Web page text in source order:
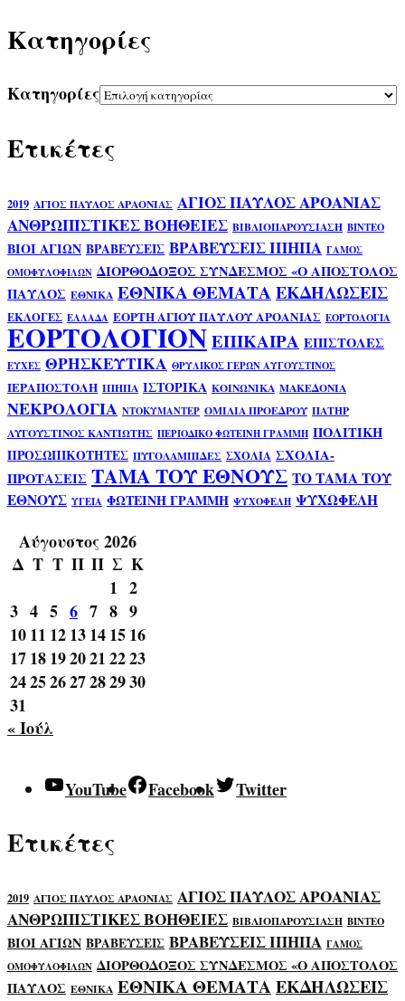
Kατηγορίες
Kατηγορίες
Ετικέτες
2019 ΑΓΙΟΣ ΠΑΥΛΟΣ ΑΡΑΟΝΙΑΣ ΑΓΙΟΣ ΠΑΥΛΟΣ ΑΡΟΑΝΙΑΣ
ΑΝΘΡΩΠΙΣΤΙΚΕΣ ΒΟΗΘΕΙΕΣ ΒΙΒΛΙΟΠΑΡΟΥΣΙΑΣΗ ΒΙΝΤΕΟ
ΒΙΟΙ ΑΓΙΩΝ ΒΡΑΒΕΥΣΕΙΣ ΒΡΑΒΕΥΣΕΙΣ ΙΠΗΠΑ ΓΑΜΟΣ
ΟΜΟΦΥΛΟΦΙΛΩΝ ΔΙΟΡΘΟΔΟΞΟΣ ΣΥΝΔΕΣΜΟΣ «Ο ΑΠΟΣΤΟΛΟΣ
ΠΑΥΛΟΣ ΕΘΝΙΚΑ ΕΘΝΙΚΑ ΘΕΜΑΤΑΕΚΔΗΛΩΣΕΙΣ
ΕΚΛΟΓΕΣ ΕΛΛΑΔΑ ΕΟΡΤΗ ΑΓΙΟΥ ΠΑΥΛΟΥ ΑΡΟΑΝΙΑΣ ΕΟΡΤΟΛΟΓΙΑ
ΕΟΡΤΟΛΟΓΙΟΝΕΠΙΚΑΙΡΑ ΕΠΙΣΤΟΛΕΣ
ΕΥΧΕΣ ΘΡΗΣΚΕΥΤΙΚΑ ΘΡΥΛΙΚΟΣ ΓΕΡΩΝ ΑΥΓΟΥΣΤΙΝΟΣ
ΙΕΡΑΠΟΣΤΟΛΗ ΙΠΗΠΑ ΙΣΤΟΡΙΚΑ ΚΟΙΝΩΝΙΚΑ ΜΑΚΕΔΟΝΙΑ
ΝΕΚΡΟΛΟΓΙΑ ΝΤΟΚΥΜΑΝΤΕΡ ΟΜΙΛΙΑ ΠΡΟΕΔΡΟΥ ΠΑΤΗΡ
ΑΥΓΟΥΣΤΙΝΟΣ ΚΑΝΤΙΩΤΗΣ ΠΕΡΙΟΔΙΚΟ ΦΩΤΕΙΝΗ ΓΡΑΜΜΗ ΠΟΛΙΤΙΚΗ
ΠΡΟΣΩΠΙΚΟΤΗΤΕΣ ΠΥΓΟΛΑΜΠΙΔΕΣ ΣΧΟΛΙΑ ΣΧΟΛΙΑ-
ΠΡΟΤΑΣΕΙΣ ΤΑΜΑ ΤΟΥ ΕΘΝΟΥΣ ΤΟ ΤΑΜΑ ΤΟΥ
ΕΘΝΟΥΣ ΥΓΕΙΑ ΦΩΤΕΙΝΗ ΓΡΑΜΜΗ ΨΥΧΟΦΕΛΗ ΨΥΧΩΦΕΛΗ
Αύγουστος 2026
Δ Τ Τ Π Π Σ Κ
1 2
3 4 5 6 7 8 9
1011 1213141516
17181920212223
24252627282930
31
« Ιούλ
YouTube Facebook Twitter
Ετικέτες
2019 ΑΓΙΟΣ ΠΑΥΛΟΣ ΑΡΑΟΝΙΑΣ ΑΓΙΟΣ ΠΑΥΛΟΣ ΑΡΟΑΝΙΑΣ
ΑΝΘΡΩΠΙΣΤΙΚΕΣ ΒΟΗΘΕΙΕΣ ΒΙΒΛΙΟΠΑΡΟΥΣΙΑΣΗ ΒΙΝΤΕΟ
ΒΙΟΙ ΑΓΙΩΝ ΒΡΑΒΕΥΣΕΙΣ ΒΡΑΒΕΥΣΕΙΣ ΙΠΗΠΑ ΓΑΜΟΣ
ΟΜΟΦΥΛΟΦΙΛΩΝ ΔΙΟΡΘΟΔΟΞΟΣ ΣΥΝΔΕΣΜΟΣ «Ο ΑΠΟΣΤΟΛΟΣ
ΠΑΥΛΟΣ ΕΘΝΙΚΑ ΕΘΝΙΚΑ ΘΕΜΑΤΑΕΚΔΗΛΩΣΕΙΣ